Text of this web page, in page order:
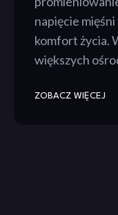
napięcie
komfort życia.
większych
ZOBACZ WIĘCEJ